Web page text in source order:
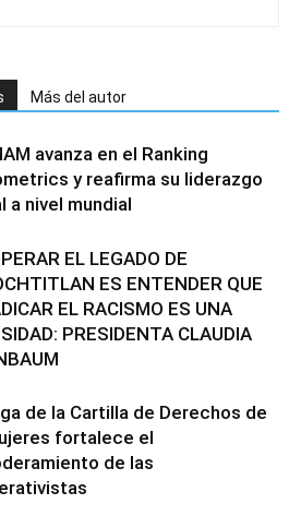
Más del autor
avanza en el Ranking
y reafirma su liderazgo
a nivel mundial
EL LEGADO DE
ES ENTENDER QUE
EL RACISMO ES UNA
PRESIDENTA CLAUDIA
de la Cartilla de Derechos de
fortalece el
de las